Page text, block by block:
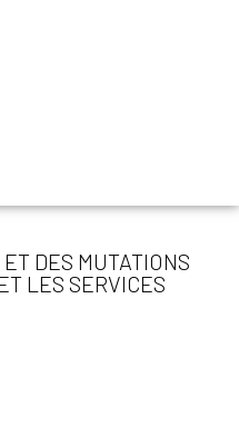
DES MUTATIONS
LES SERVICES